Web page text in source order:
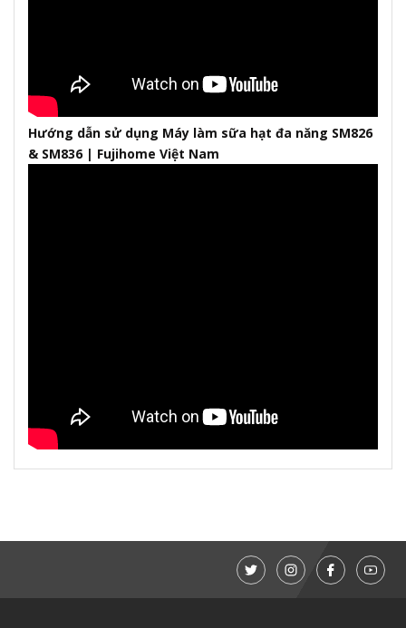
Hướng dẫn sử dụng Máy làm sữa hạt đa năng SM826
& SM836 | Fujihome Việt Nam